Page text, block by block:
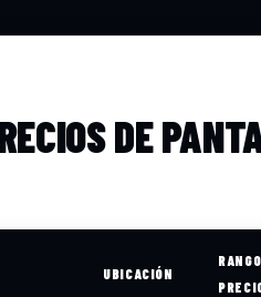
DE
UBICACIÓN